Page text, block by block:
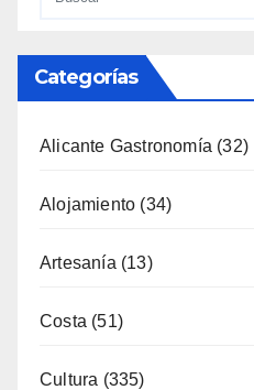
Categorías
Alicante Gastronomía (32)
Alojamiento (34)
Artesanía (13)
Costa (51)
Cultura (335)